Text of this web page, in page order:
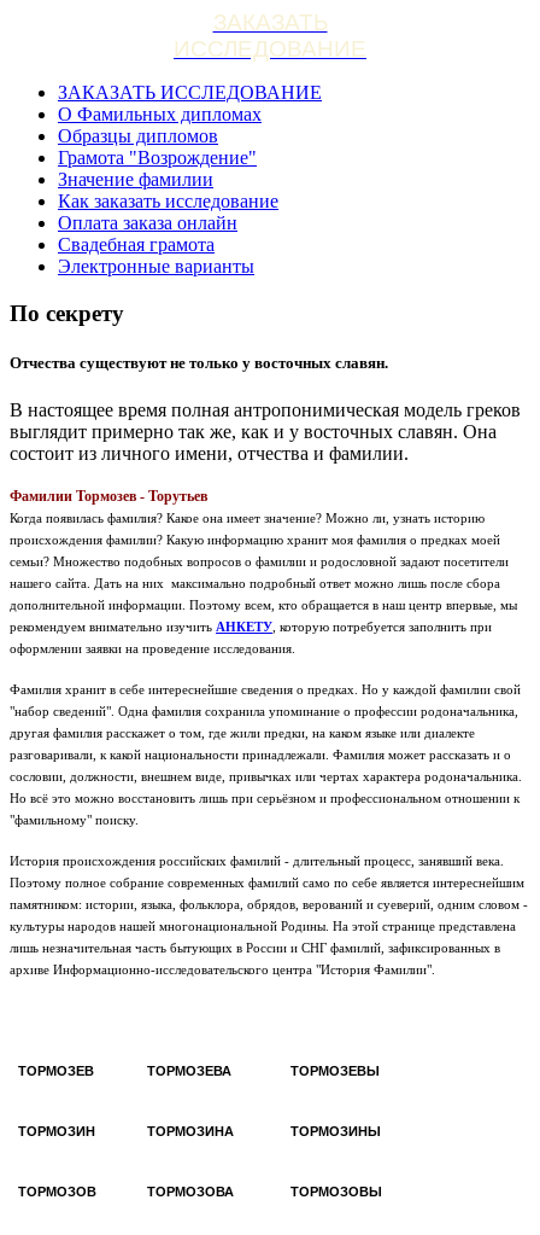
ЗАКАЗАТЬ
ИССЛЕДОВАНИЕ
ЗАКАЗАТЬ ИССЛЕДОВАНИЕ
О Фамильных дипломах
Образцы дипломов
Грамота "Возрождение"
Значение фамилии
Как заказать исследование
Оплата заказа онлайн
Свадебная грамота
Электронные варианты
По секрету
Отчества существуют не только у восточных славян.
В настоящее время полная антропонимическая модель греков
выглядит примерно так же, как и у восточных славян. Она
состоит из личного имени, отчества и фамилии.
Фамилии Тормозев - Торутьев
Когда появилась фамилия? Какое она имеет значение? Можно ли, узнать историю
происхождения фамилии? Какую информацию хранит моя фамилия о предках моей
семьи? Множество подобных вопросов о фамилии и родословной задают посетители
нашего сайта. Дать на них максимально подробный ответ можно лишь после сбора
дополнительной информации. Поэтому всем, кто обращается в наш центр впервые, мы
рекомендуем внимательно изучить АНКЕТУ , которую потребуется заполнить при
оформлении заявки на проведение исследования.
Фамилия хранит в себе интереснейшие сведения о предках. Но у каждой фамилии свой
"набор сведений". Одна фамилия сохранила упоминание о профессии родоначальника,
другая фамилия расскажет о том, где жили предки, на каком языке или диалекте
разговаривали, к какой национальности принадлежали. Фамилия может рассказать и о
сословии, должности, внешнем виде, привычках или чертах характера родоначальника.
Но всё это можно восстановить лишь при серьёзном и профессиональном отношении к
"фамильному" поиску.
История происхождения российских фамилий - длительный процесс, занявший века.
Поэтому полное собрание современных фамилий само по себе является интереснейшим
памятником: истории, языка, фольклора, обрядов, верований и суеверий, одним словом -
культуры народов нашей многонациональной Родины. На этой странице представлена
лишь незначительная часть бытующих в России и СНГ фамилий, зафиксированных в
архиве Информационно-исследовательского центра "История Фамилии".
ТОРМОЗЕВ ТОРМОЗЕВА ТОРМОЗЕВЫ
ТОРМОЗИН ТОРМОЗИНА ТОРМОЗИНЫ
ТОРМОЗОВ ТОРМОЗОВА ТОРМОЗОВЫ